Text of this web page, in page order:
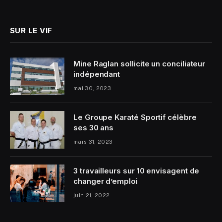
SUR LE VIF
Mine Raglan sollicite un conciliateur
indépendant
mai 30, 2023
Le Groupe Karaté Sportif célèbre
ses 30 ans
mars 31, 2023
3 travailleurs sur 10 envisagent de
changer d’emploi
juin 21, 2022